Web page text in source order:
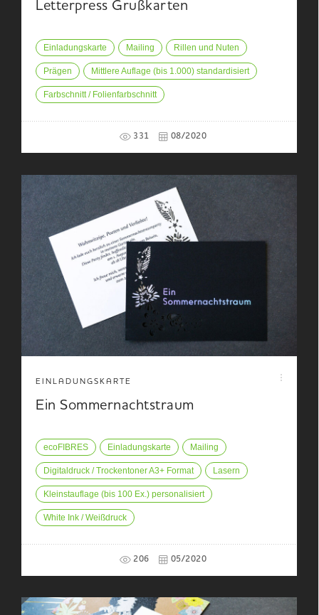
Letterpress Grußkarten
Einladungskarte Mailing Rillen und Nuten
Prägen Mittlere Auflage (bis 1.000) standardisiert
Farbschnitt / Folienfarbschnitt
331 08/2020
EINLADUNGSKARTE
Ein Sommernachtstraum
ecoFIBRES Einladungskarte Mailing
Digitaldruck / Trockentoner A3+ Format Lasern
Kleinstauflage (bis 100 Ex.) personalisiert
White Ink / Weißdruck
206 05/2020